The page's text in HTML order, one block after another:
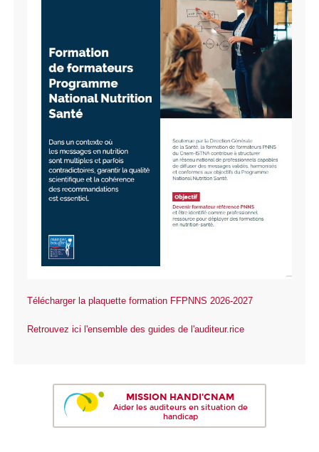
Télécharger la plaquette formation FFPNNS 2026-2027
Retrouvez ici l'ensemble des guides de l'auditeur.rice
MISSION HANDI'CNAM
Aider les auditeurs en situation de
handicap